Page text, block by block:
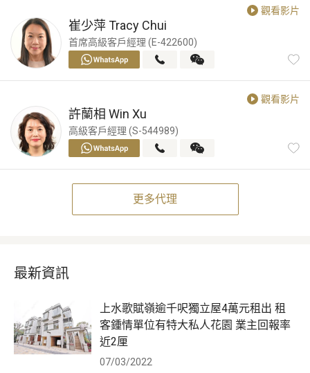
觀看影片
崔少萍Tracy Chui
首席高級客戶經理 (E-422600)
觀看影片
許蘭相 Win Xu
高級客戶經理 (S-544989)
更多代理
最新資訊
上水歌賦嶺逾千呎獨立屋4萬元租出 租
客鍾情單位有特大私人花園 業主回報率
近2厘
07/03/2022